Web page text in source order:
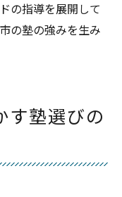
の指導を展開して
の塾の強みを生み
す塾選びの